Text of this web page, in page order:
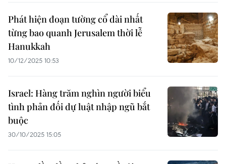
Phát hiện đoạn tường cổ dài nhất
từng bao quanh Jerusalem thời lễ
Hanukkah
10/12/2025 10:53
Israel: Hàng trăm nghìn người biểu
tình phản đối dự luật nhập ngũ bắt
buộc
30/10/2025 15:05